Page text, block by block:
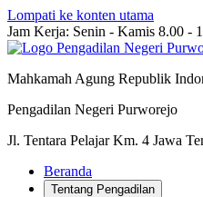
Lompati ke konten utama
Jam Kerja: Senin - Kamis 8.00 -
Mahkamah Agung Republik
Pengadilan Negeri Purworejo
Jl. Tentara Pelajar Km. 4 Jawa
Beranda
Tentang Pengadilan